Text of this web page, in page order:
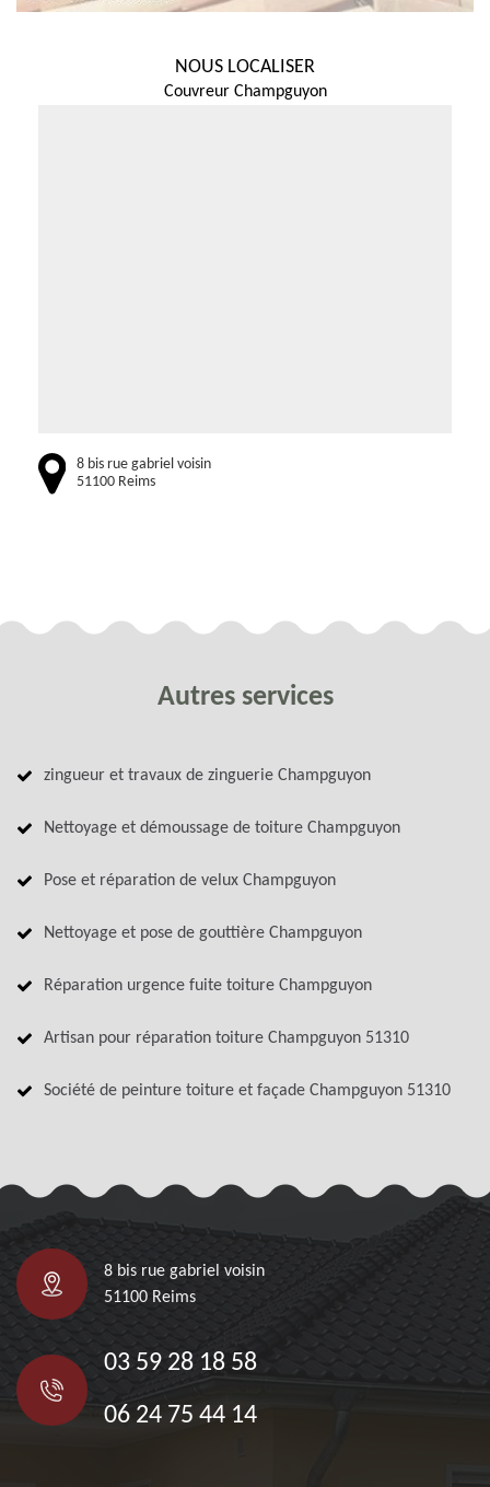
NOUS LOCALISER
Couvreur Champguyon
8 bis rue gabriel voisin
51100 Reims
Autres services
zingueur et travaux de zinguerie Champguyon
Nettoyage et démoussage de toiture Champguyon
Pose et réparation de velux Champguyon
Nettoyage et pose de gouttière Champguyon
Réparation urgence fuite toiture Champguyon
Artisan pour réparation toiture Champguyon 51310
Société de peinture toiture et façade Champguyon 51310
8 bis rue gabriel voisin
51100 Reims
03 59 28 18 58
06 24 75 44 14